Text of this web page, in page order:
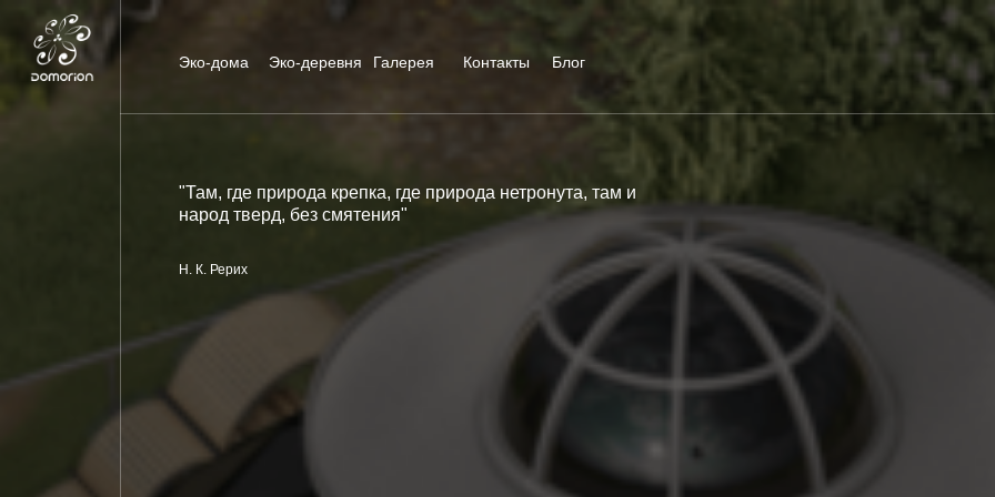
Эко-дома Эко-деревня Галерея Контакты Блог
"Там, где природа крепка, где природа нетронута, там и
народ тверд, без смятения"
Н. К. Рерих